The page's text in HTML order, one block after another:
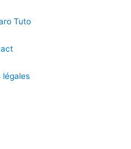
Tuto
légales